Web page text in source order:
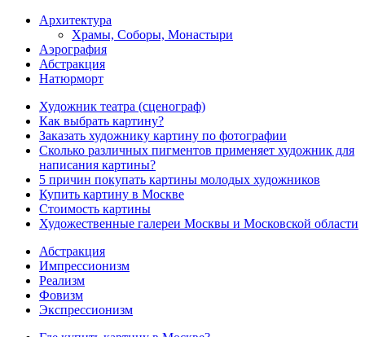
Архитектура
Храмы, Соборы, Монастыри
Аэрография
Абстракция
Натюрморт
Художник театра (сценограф)
Как выбрать картину?
Заказать художнику картину по фотографии
Сколько различных пигментов применяет художник для
написания картины?
5 причин покупать картины молодых художников
Купить картину в Москве
Стоимость картины
Художественные галереи Москвы и Московской области
Абстракция
Импрессионизм
Реализм
Фовизм
Экспрессионизм